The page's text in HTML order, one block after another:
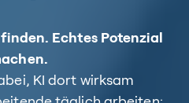
Echtes Potenzial
KI dort wirksam